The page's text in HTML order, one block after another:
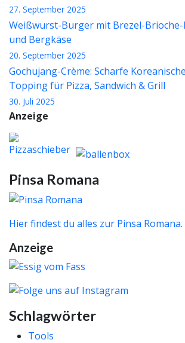
27. September 2025
Weißwurst-Burger mit Brezel-
und Bergkäse
20. September 2025
Gochujang-Crème: Scharfe
Topping für Pizza, Sandwich & Grill
30. Juli 2025
Anzeige
Pinsa Romana
Hier findest du alles zur Pinsa Romana.
Anzeige
Schlagwörter
Tools